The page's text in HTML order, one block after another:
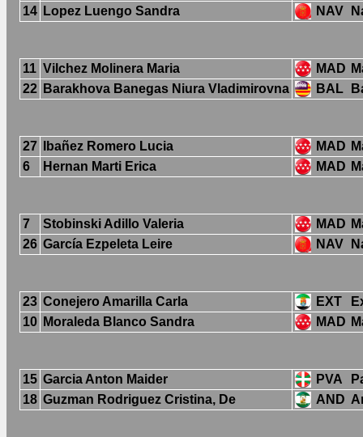
14 Lopez Luengo Sandra NAV
11 Vilchez Molinera Maria MAD
22 Barakhova Banegas Niura Vladimirovna BAL
27 Ibañez Romero Lucia MAD
6
Hernan Marti Erica MAD
7 Stobinski Adillo Valeria MAD
26 García Ezpeleta Leire NAV
23 Conejero Amarilla Carla EXT
10 Moraleda Blanco Sandra MAD
15 Garcia Anton Maider PVA
18 Guzman Rodriguez Cristina, De AND